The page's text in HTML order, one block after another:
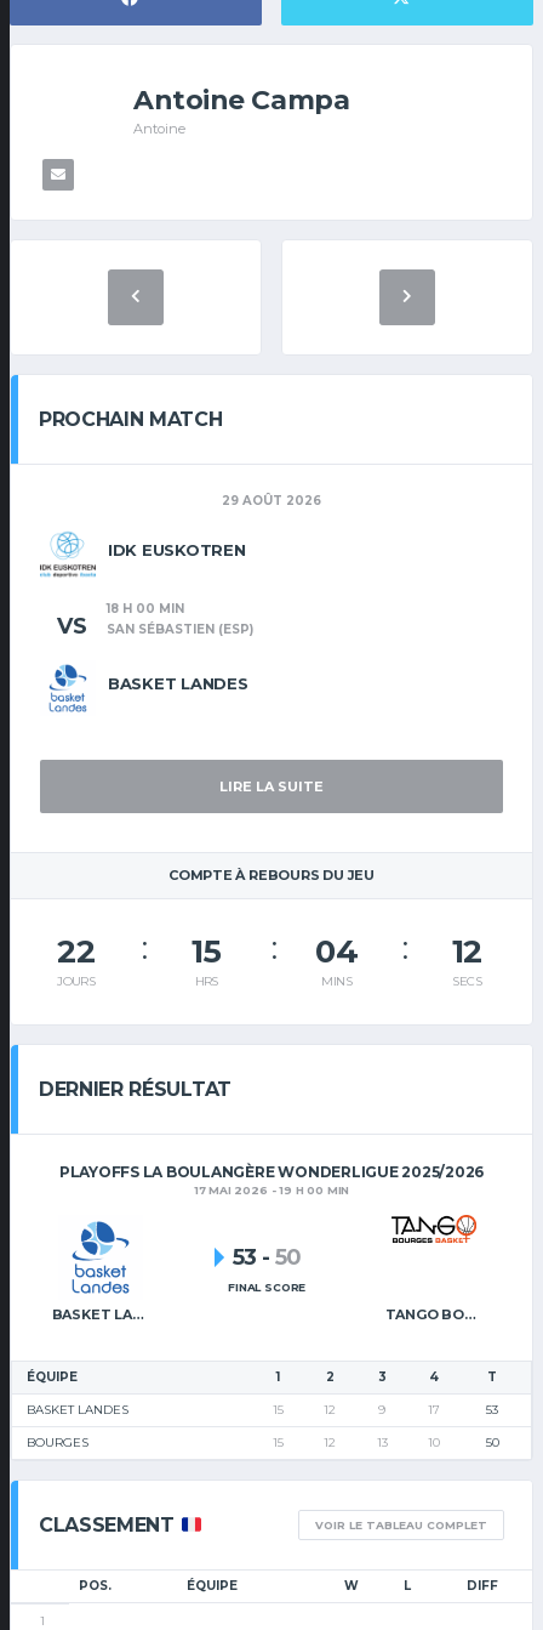
Antoine Campa
Antoine
PROCHAIN MATCH
29 AOÛT 2026
IDK EUSKOTREN
BASKET LANDES
VS
18 H 00 MIN
SAN SÉBASTIEN (ESP)
LIRE LA SUITE
COMPTE À REBOURS DU JEU
22
JOURS
15
HRS
04
MINS
12
SECS
DERNIER RÉSULTAT
PLAYOFFS LA BOULANGÈRE WONDERLIGUE 2025/2026
17 MAI 2026 - 19 H 00 MIN
BASKET LANDES TANGO BOURGES BASKET
53 - 50
FINAL SCORE
ÉQUIPE 1 2 3 4 T
BASKET LANDES 15 12 9 17 53
BOURGES 15 12 13 10 50
CLASSEMENT VOIR LE TABLEAU COMPLET
POS. ÉQUIPE W L DIFF
1